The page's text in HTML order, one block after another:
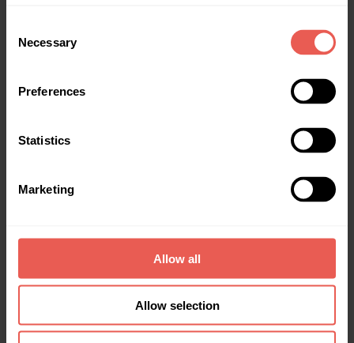
Selection
Necessary
Preferences
Statistics
Marketing
Allow all
Allow selection
Au fost utile informațiile?
Mulțumim pentru recenzie.
Există limite sau comisioane?